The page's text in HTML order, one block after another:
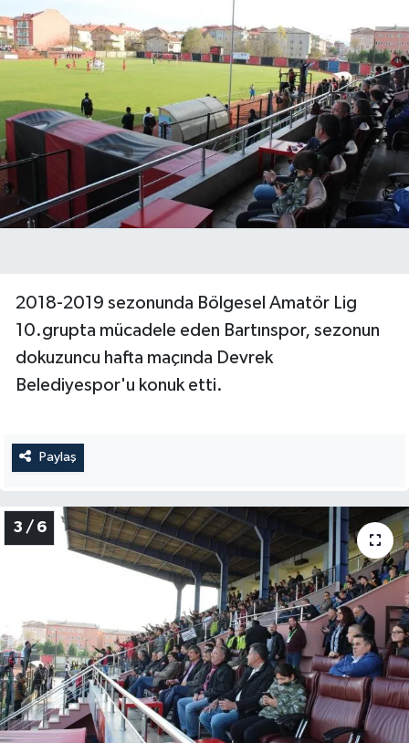
2018-2019 sezonunda Bölgesel Amatör Lig
10.grupta mücadele eden Bartınspor, sezonun
dokuzuncu hafta maçında Devrek
Belediyespor'u konuk etti.
Paylaş
3 / 6